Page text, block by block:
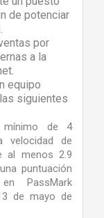
de potenciar
por
a la
equipo
siguientes
mínimo de 4
velocidad de
al menos 2.9
puntuación
PassMark
de mayo de